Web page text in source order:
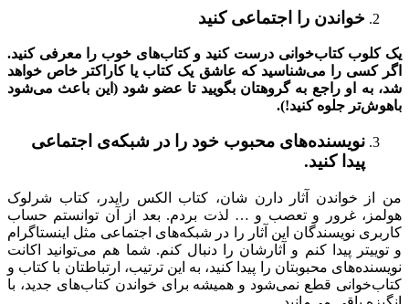
خواندن را اجتماعی کنید
یک کلوب کتاب‌خوانی درست کنید و کتاب‌های خوب را معرفی کنید.
اگر کسی را می‌شناسید که عاشق یک کتاب یا کاراکتر خاص خواهد
شد، به او راجع به گروهتان بگویید تا عضو شود (این باعث‌ می‌شود
باهوش‌تر جلوه کنید!).
نویسنده‌های محبوب خود را در شبکه‌ی اجتماعی
پیدا کنید.
من از خواندن آثار دارن شان، کتاب الکس رایدر، کتاب شرلوک
هولمز، غرور و تعصب و … لذت بردم. بعد از آن توانستم حساب
کاربری نویسندگان‌ این آثار را در شبکه‌های اجتماعی مثل اینستاگرام
و توییتر پیدا کنم و آثارشان را دنبال کنم. شما هم می‌توانید اکانت
نویسنده‌های محبوبتان را پیدا کنید، به این ترتیب، ارتباطتان با کتاب و
کتاب‌خوانی قطع نمی‌شود و همیشه برای خواندن کتاب‌های جدید، با